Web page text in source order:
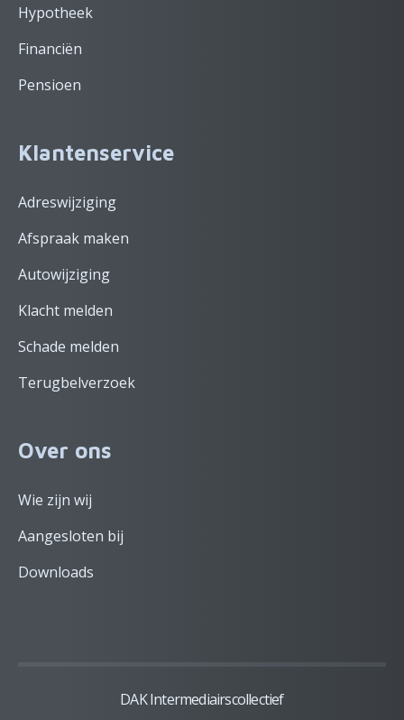
Hypotheek
Financiën
Pensioen
Klantenservice
Adreswijziging
Afspraak maken
Autowijziging
Klacht melden
Schade melden
Terugbelverzoek
Over ons
Wie zijn wij
Aangesloten bij
Downloads
DAK Intermediairscollectief